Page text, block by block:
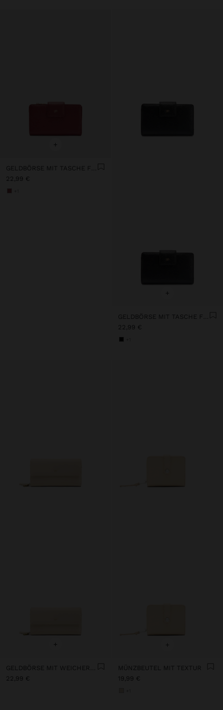
+
GELDBÖRSE MIT TASCHE FÜR HANDY
22,99 €
+
GELDBÖRSE MIT TASCHE FÜR HANDY
22,99 €
+
22,99 €
+
MÜNZBEUTEL MIT TEXTUR
19,99 €